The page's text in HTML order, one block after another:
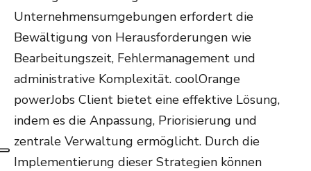
Unternehmensumgebungen erfordert die
Bewältigung von Herausforderungen wie
Bearbeitungszeit, Fehlermanagement und
administrative Komplexität. coolOrange
powerJobs Client bietet eine effektive Lösung,
indem es die Anpassung, Priorisierung und
zentrale Verwaltung ermöglicht. Durch die
Implementierung dieser Strategien können